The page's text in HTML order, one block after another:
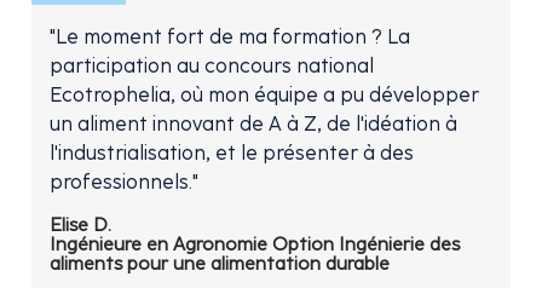
"Le moment fort de ma formation ? La
participation au concours national
Ecotrophelia, où mon équipe a pu développer
un aliment innovant de A à Z, de l'idéation à
l'industrialisation, et le présenter à des
professionnels."
Elise D.
Ingénieure en Agronomie Option Ingénierie des
aliments pour une alimentation durable